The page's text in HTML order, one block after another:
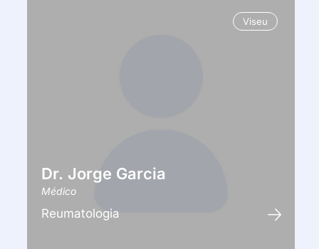
Viseu
Dr. Jorge Garcia
Médico
Reumatologia